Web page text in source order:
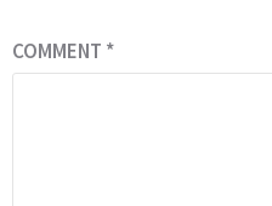
COMMENT *